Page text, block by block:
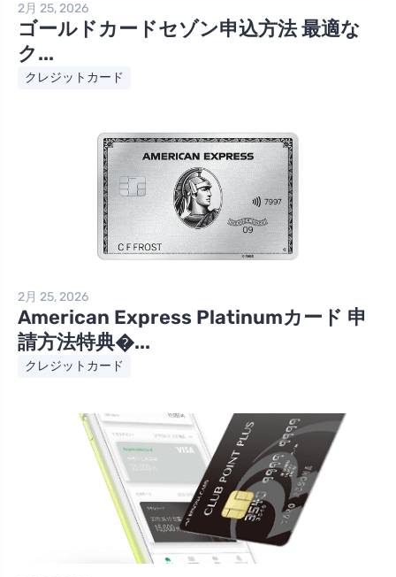
2月 25, 2026
ゴールドカードセゾン申込方法 最適な
ク...
クレジットカード
2月 25, 2026
American Express Platinumカード 申
請方法特典�...
クレジットカード